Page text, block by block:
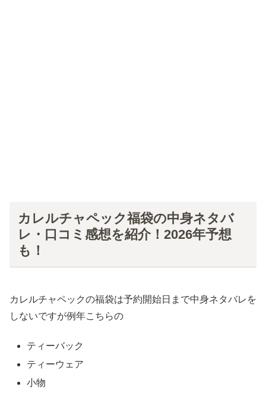
カレルチャペック福袋の中身ネタバ
レ・口コミ感想を紹介！2026年予想
も！
カレルチャペックの福袋は予約開始日まで中身ネタバレを
しないですが例年こちらの
ティーバック
ティーウェア
小物